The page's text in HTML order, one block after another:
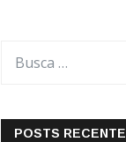
POSTS